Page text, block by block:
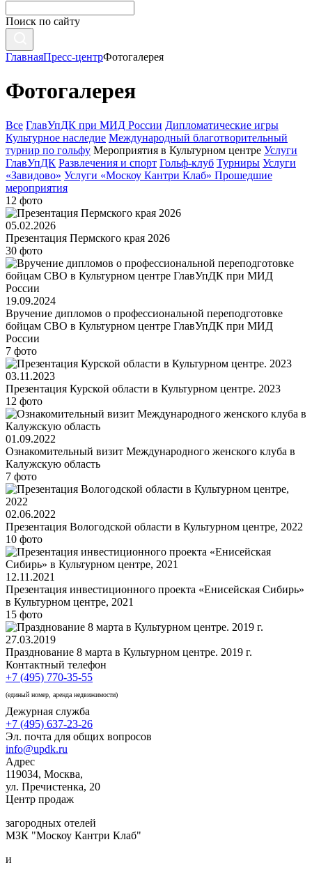
Поиск по сайту
ГлавнаяПресс-центрФотогалерея
Фотогалерея
Все ГлавУпДК при МИД России Дипломатические игры
Культурное наследие Международный благотворительный
турнир по гольфу Мероприятия в Культурном центре Услуги
ГлавУпДК Развлечения и спорт Гольф-клуб Турниры Услуги
«Завидово» Услуги «Москоу Кантри Клаб» Прошедшие
мероприятия
12 фото
05.02.2026
Презентация Пермского края 2026
30 фото
19.09.2024
Вручение дипломов о профессиональной переподготовке
бойцам СВО в Культурном центре ГлавУпДК при МИД
России
7 фото
03.11.2023
Презентация Курской области в Культурном центре. 2023
12 фото
01.09.2022
Ознакомительный визит Международного женского клуба в
Калужскую область
7 фото
02.06.2022
Презентация Вологодской области в Культурном центре, 2022
10 фото
12.11.2021
Презентация инвестиционного проекта «Енисейская Сибирь»
в Культурном центре, 2021
15 фото
27.03.2019
Празднование 8 марта в Культурном центре. 2019 г.
Контактный телефон
+7 (495) 770-35-55
(единый номер, аренда недвижимости)
Дежурная служба
+7 (495) 637-23-26
Эл. почта для общих вопросов
info@updk.ru
Адрес
119034, Москва,
ул. Пречистенка, 20
Центр продаж
загородных отелей
МЗК "Москоу Кантри Клаб"
и